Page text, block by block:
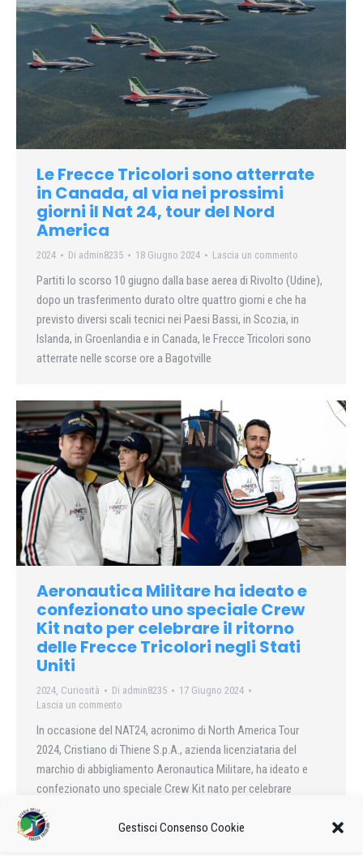
Gestisci Consenso Cookie
Le Frecce Tricolori sono atterrate
in Canada, al via nei prossimi
giorni il Nat 24, tour del Nord
America
2024 Di admin8235 18 Giugno 2024 Lascia un commento
Partiti lo scorso 10 giugno dalla base aerea di Rivolto (Udine),
dopo un trasferimento durato oltre quattro giorni e che ha
previsto diversi scali tecnici nei Paesi Bassi, in Scozia, in
Islanda, in Groenlandia e in Canada, le Frecce Tricolori sono
atterrate nelle scorse ore a Bagotville
Aeronautica Militare ha ideato e
confezionato uno speciale Crew
Kit nato per celebrare il ritorno
delle Frecce Tricolori negli Stati
Uniti
2024 Curiosità Di admin8235
17 Giugno 2024
Lascia un commento
In occasione del NAT24, acronimo di North America Tour
2024, Cristiano di Thiene S.p.A., azienda licenziataria del
marchio di abbigliamento Aeronautica Militare, ha ideato e
confezionato uno speciale Crew Kit nato per celebrare
questo ritorno e pensato per accompagnare i piloti durante la
loro epica avventura nelle affascinanti terre del continente